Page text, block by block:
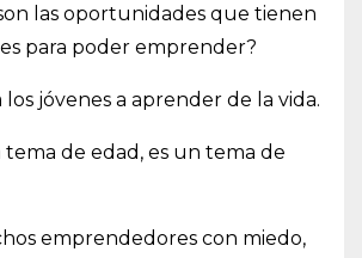
las oportunidades que tienen
para poder emprender?
los jóvenes a aprender de la vida.
tema de edad, es un tema de
emprendedores con miedo,